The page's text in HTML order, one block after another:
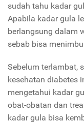
sudah tahu kadar
Apabila kadar gula
berlangsung dalam
sebab bisa
Sebelum terlambat,
kesehatan diabetes
mengetahui kadar
obat-obatan dan
kadar gula bisa